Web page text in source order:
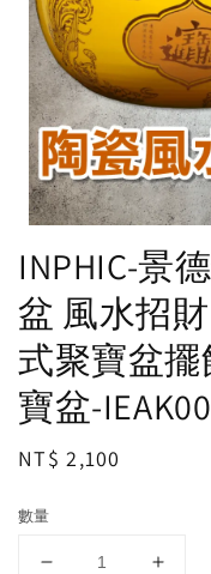
INPHIC-景
盆 風水招
式聚寶盆
寶盆-
Regular
NT$ 2,100
數量